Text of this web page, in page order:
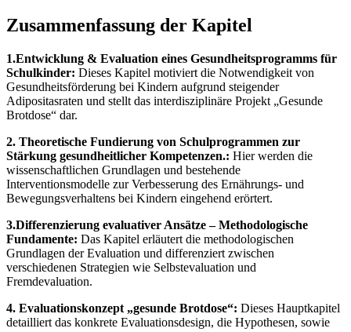
Zusammenfassung der Kapitel
1.Entwicklung & Evaluation eines Gesundheitsprogramms für
Schulkinder: Dieses Kapitel motiviert die Notwendigkeit von
Gesundheitsförderung bei Kindern aufgrund steigender
Adipositasraten und stellt das interdisziplinäre Projekt „Gesunde
Brotdose“ dar.
2. Theoretische Fundierung von Schulprogrammen zur
Stärkung gesundheitlicher Kompetenzen.: Hier werden die
wissenschaftlichen Grundlagen und bestehende
Interventionsmodelle zur Verbesserung des Ernährungs- und
Bewegungsverhaltens bei Kindern eingehend erörtert.
3.Differenzierung evaluativer Ansätze – Methodologische
Fundamente: Das Kapitel erläutert die methodologischen
Grundlagen der Evaluation und differenziert zwischen
verschiedenen Strategien wie Selbstevaluation und
Fremdevaluation.
4. Evaluationskonzept „gesunde Brotdose“: Dieses Hauptkapitel
detailliert das konkrete Evaluationsdesign, die Hypothesen, sowie